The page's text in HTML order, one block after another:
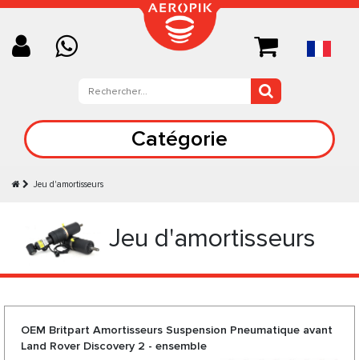
Catégorie
Jeu d'amortisseurs
Jeu d'amortisseurs
OEM Britpart Amortisseurs Suspension Pneumatique avant
Land Rover Discovery 2 - ensemble